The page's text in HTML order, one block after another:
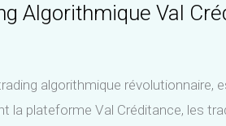
Algorithmique Val
algorithmique
la plateforme Val Créditance, les